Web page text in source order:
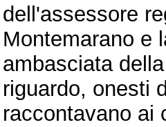
dell'assessore
Montemarano e
ambasciata
riguardo, onesti
raccontavano ai